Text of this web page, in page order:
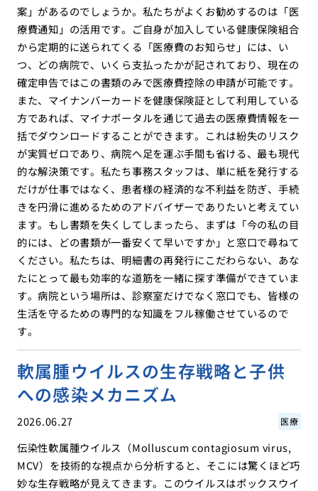
案」があるのでしょうか。私たちがよくお勧めするのは「医
療費通知」の活用です。ご自身が加入している健康保険組合
から定期的に送られてくる「医療費のお知らせ」には、い
つ、どの病院で、いくら支払ったかが記されており、現在の
確定申告ではこの書類のみで医療費控除の申請が可能です。
また、マイナンバーカードを健康保険証として利用している
方であれば、マイナポータルを通じて過去の医療費情報を一
括でダウンロードすることができます。これは紛失のリスク
が実質ゼロであり、病院へ足を運ぶ手間も省ける、最も現代
的な解決策です。私たち事務スタッフは、単に紙を発行する
だけが仕事ではなく、患者様の経済的な不利益を防ぎ、手続
きを円滑に進めるためのアドバイザーでありたいと考えてい
ます。もし書類を失くしてしまったら、まずは「今の私の目
的には、どの書類が一番安くて早いですか」と窓口で尋ねて
ください。私たちは、明細書の再発行にこだわらない、あな
たにとって最も効率的な道筋を一緒に探す準備ができていま
す。病院という場所は、診察室だけでなく窓口でも、皆様の
生活を守るための専門的な知識をフル稼働させているので
す。
軟属腫ウイルスの生存戦略と子供
への感染メカニズム
2026.06.27 医療
伝染性軟属腫ウイルス（Molluscum contagiosum virus,
MCV）を技術的な視点から分析すると、そこには驚くほど巧
妙な生存戦略が見えてきます。このウイルスはポックスウイ